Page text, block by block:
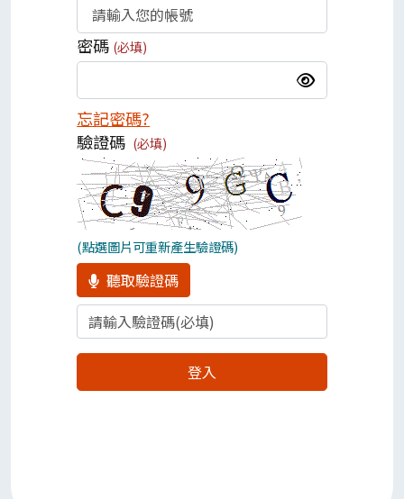
密碼 (必填)
忘記密碼?
驗證碼 (必填)
(點選圖片可重新產生驗證碼)
聽取驗證碼
登入